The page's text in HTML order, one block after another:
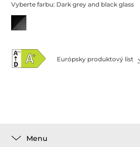
Vyberte farbu: Dark grey and black glass
Európsky produktový list
Menu